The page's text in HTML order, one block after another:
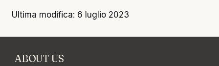
Ultima modifica: 6 luglio 2023
ABOUT US